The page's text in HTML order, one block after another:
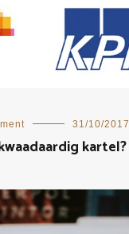
31/10/2017
kartel?